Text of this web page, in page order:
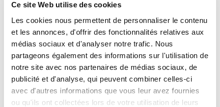
Ce site Web utilise des cookies
Les cookies nous permettent de personnaliser le contenu
et les annonces, d'offrir des fonctionnalités relatives aux
médias sociaux et d'analyser notre trafic. Nous
partageons également des informations sur l'utilisation de
notre site avec nos partenaires de médias sociaux, de
publicité et d'analyse, qui peuvent combiner celles-ci
avec d'autres informations que vous leur avez fournies
ou qu'ils ont collectées lors de votre utilisation de leurs